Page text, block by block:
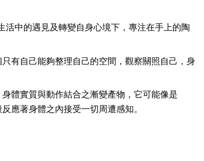
中的遇見及轉變自身心境下，專注在手上的陶
有自己能夠整理自己的空間，觀察關照自己，身
體實質與動作結合之漸變產物，它可能像是
應著身體之內接受一切周遭感知。